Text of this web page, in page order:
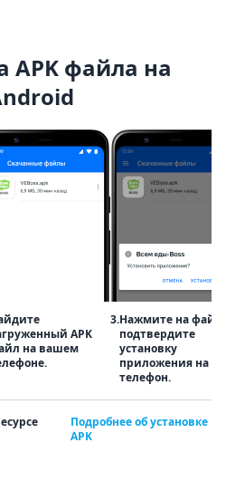
APK файла на
APK
на вашем
3.Нажмите на файл
подтвердите
установку
приложения на
телефон.
Подробнее об установке
APK